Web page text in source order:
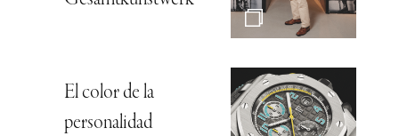
El color de la
personalidad